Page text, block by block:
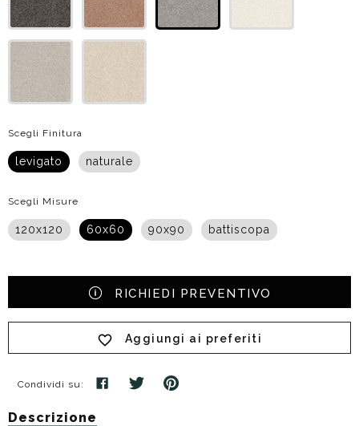
Scegli Finitura
levigato naturale
Scegli Misure
120x120 60x60 90x90 battiscopa
RICHIEDI PREVENTIVO
Aggiungi ai preferiti
Condividi su:
Descrizione